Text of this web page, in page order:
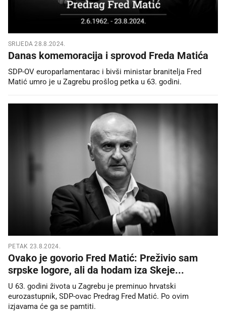
SRIJEDA 28.8.2024.
Danas komemoracija i sprovod Freda Matića
SDP-OV europarlamentarac i bivši ministar branitelja Fred
Matić umro je u Zagrebu prošlog petka u 63. godini.
PETAK 23.8.2024.
Ovako je govorio Fred Matić: Preživio sam
srpske logore, ali da hodam iza Skeje...
U 63. godini života u Zagrebu je preminuo hrvatski
eurozastupnik, SDP-ovac Predrag Fred Matić. Po ovim
izjavama će ga se pamtiti.